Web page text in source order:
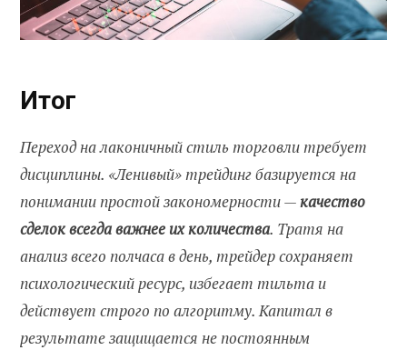
Итог
Переход на лаконичный стиль торговли требует
дисциплины. «Ленивый» трейдинг базируется на
понимании простой закономерности —качество
сделок всегда важнее их количества. Тратя на
анализ всего полчаса в день, трейдер сохраняет
психологический ресурс, избегает тильта и
действует строго по алгоритму. Капитал в
результате защищается не постоянным